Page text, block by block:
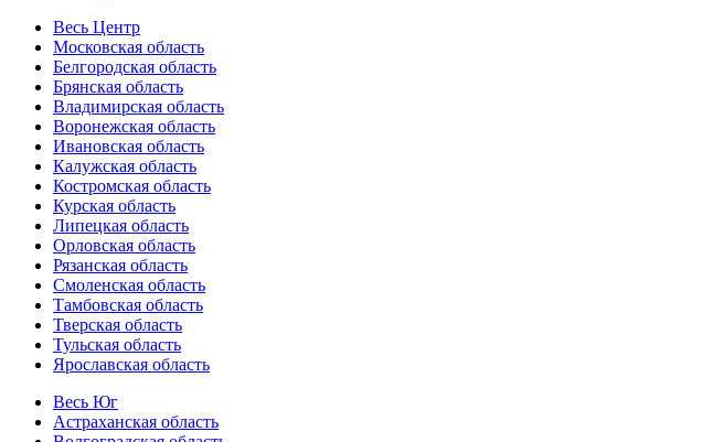
Весь Центр
Московская область
Белгородская область
Брянская область
Владимирская область
Воронежская область
Ивановская область
Калужская область
Костромская область
Курская область
Липецкая область
Орловская область
Рязанская область
Смоленская область
Тамбовская область
Тверская область
Тульская область
Ярославская область
Весь Юг
Астраханская область